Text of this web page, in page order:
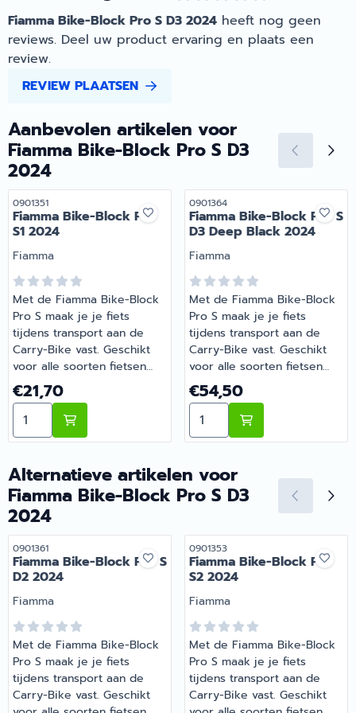
Fiamma Bike-Block Pro S D3 2024 heeft nog geen
reviews. Deel uw product ervaring en plaats een
review.
REVIEW PLAATSEN
Aanbevolen artikelen voor
Fiamma Bike-Block Pro S D3
2024
Artikelnummer
0901351
Fiamma Bike-Block Pro
S1 2024
Merk:
Fiamma
Met de Fiamma Bike-Block
Pro S maak je je fiets
tijdens transport aan de
Carry-Bike vast. Geschikt
voor alle soorten fietsen
dankzij het verstelbare
scharnier en voor zowel
ronde als ovale framebuizen
met een diameter van
Verbeterde ergonomie
dankzij de frontaal
geplaatste knop.
Geïntegreerde
krasbestendige rubberen
bescherming voor
fietsbevestiging. De knop
en het vergrendelsysteem
van de fiets kunnen 360°
draaien. | Fiamma Bike-
Block Pro S1 2024 |
Artikelnummer 0901351
Prijs: 21,70
€21,70
Aantal kiezen voor Fiamma Bike-Block Pro S1 2024
Artikelnummer
0901364
Fiamma Bike-Block Pro S
D3 Deep Black 2024
Merk:
Fiamma
Met de Fiamma Bike-Block
Pro S maak je je fiets
tijdens transport aan de
Carry-Bike vast. Geschikt
voor alle soorten fietsen
dankzij het verstelbare
scharnier en voor zowel
ronde als ovale framebuizen
met een diameter van
dankzij de frontaal
geplaatste knop.
krasbestendige rubberen
bescherming voor
fietsbevestiging. De knop
en het vergrendelsysteem
van de fiets kunnen 360°
draaien. Op de D-versies
garandeert het handige
centrale gewricht een nog
eenvoudigere bevestiging
van de fietsen. | Fiamma
Bike-Block Pro S D3 Deep
Prijs: 54,50
€54,50
Aantal kiezen voor
Alternatieve artikelen voor
Fiamma Bike-Block Pro S D3
2024
Artikelnummer
0901361
Fiamma Bike-Block Pro S
D2 2024
Merk:
Fiamma
Met de Fiamma Bike-Block
Pro S maak je je fiets
tijdens transport aan de
Carry-Bike vast. Geschikt
Artikelnummer
0901353
Fiamma Bike-Block Pro
S2 2024
Merk:
Fiamma
Met de Fiamma Bike-Block
Pro S maak je je fiets
tijdens transport aan de
Carry-Bike vast. Geschikt